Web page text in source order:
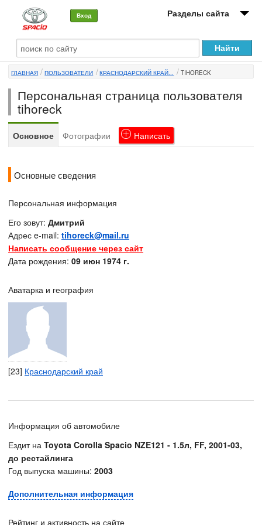
Вход Разделы сайта
О машине
Автоклуб
Форумы
Сервисы и услуги
ГЛАВНАЯ ПОЛЬЗОВАТЕЛИ КРАСНОДАРСКИЙ КРАЙ... TIHORECK
Персональная страница пользователя
tihoreck
Основное Фотографии Написать
Основные сведения
Персональная информация
Его зовут: Дмитрий
Адрес e-mail: tihoreck@mail.ru
Написать сообщение через сайт
Дата рождения: 09 июн 1974 г.
Аватарка и география
[23] Краснодарский край
Информация об автомобиле
Ездит на Toyota Corolla Spacio NZE121 - 1.5л, FF, 2001-03,
до рестайлинга
Год выпуска машины: 2003
Дополнительная информация
Рейтинг и активность на сайте